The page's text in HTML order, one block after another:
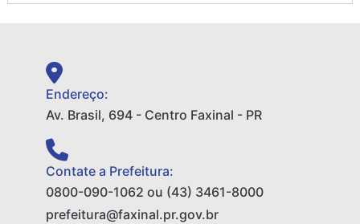
Endereço:
Av. Brasil, 694 - Centro Faxinal - PR
Contate a Prefeitura:
0800-090-1062 ou (43) 3461-8000
prefeitura@faxinal.pr.gov.br